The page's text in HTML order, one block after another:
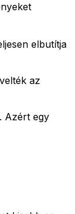
elbutítja
az
Azért egy